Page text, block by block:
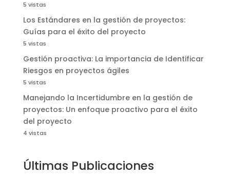
5 vistas
Los Estándares en la gestión de proyectos:
Guías para el éxito del proyecto
5 vistas
Gestión proactiva: La importancia de Identificar
Riesgos en proyectos ágiles
5 vistas
Manejando la Incertidumbre en la gestión de
proyectos: Un enfoque proactivo para el éxito
del proyecto
4 vistas
Últimas Publicaciones